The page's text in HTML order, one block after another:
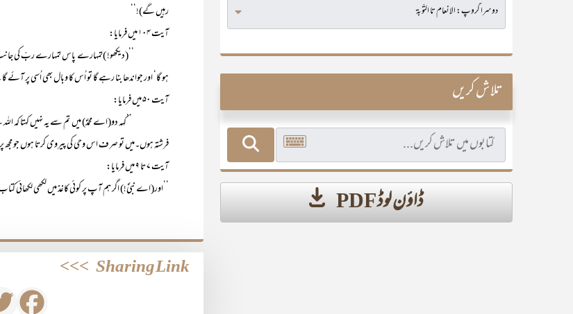
رہیں گے)!‘‘
آیت ۱۰۴ میں فرمایا:
’’(دیکھو! )تمہارے پاس تمہارے ربّ کی جانب سے
ہو گا‘ اور جواندھا بنا رہے گا تو اُس کا وبال بھی اُسی پر آئے گا
آیت ۵۰ میں فرمایا:
’’کہہ دو(اے محمدؐ) میں تم سے یہ نہیں کہتا کہ اللہ
فرشتہ ہوں۔میں تو صرف اس وحی کی پیروی کرتا ہوں جو مجھ
آیت ۷ تا ۹ میں فرمایا:
’’اور(اے نبیؐ!) اگر ہم آپ پر کوئی کاغذ میں لکھی لکھائی
Sharing Link
>>>
تلاش کریں
ڈاؤن لوڈ PDF